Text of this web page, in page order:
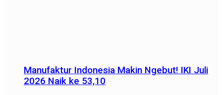
Manufaktur Indonesia Makin Ngebut! IKI Juli
2026 Naik ke 53,10